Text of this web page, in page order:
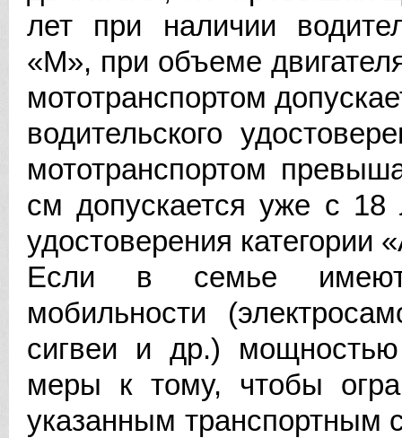
лет при наличии
«М», при объеме
мототранспортом
водительского
мототранспортом
см допускается уже с 18
удостоверения категории
Если в семье
мобильности
сигвеи и др.)
меры к тому, чтобы
указанным транспортным